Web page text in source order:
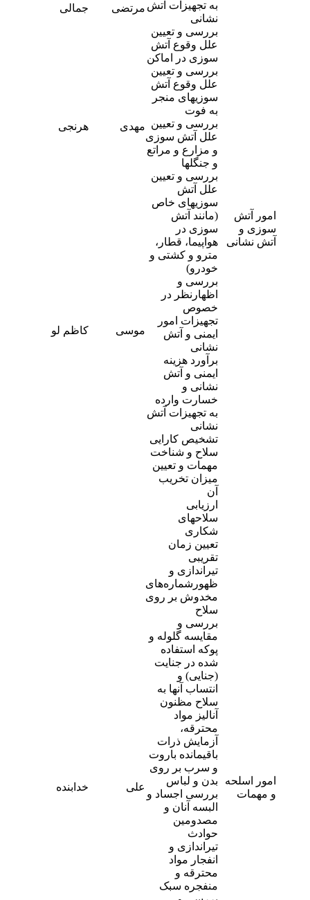
به تجهیزات آتش
نشانی
مرتضی جمالی
امور آتش
سوزی و
آتش نشانی
بررسی و تعیین
علل وقوع آتش
سوزی در اماکن
بررسی و تعیین
علل وقوع آتش
سوزیهای منجر
به فوت
بررسی و تعیین
علل آتش سوزی
و مزارع و مراتع
و جنگلها
بررسی و تعیین
علل آتش
سوزیهای خاص
(مانند آتش
سوزی در
هواپیما، قطار،
مترو و کشتی و
خودرو)
بررسی و
اظهارنظر در
خصوص
تجهیزات امور
ایمنی و آتش
نشانی
برآورد هزینه
ایمنی و آتش
نشانی و
خسارت وارده
به تجهیزات آتش
نشانی
مهدی هرنجی
موسی کاظم لو
امور اسلحه
و مهمات
تشخیص کارایی
سلاح و شناخت
مهمات و تعیین
میزان تخریب
آن
ارزیابی
سلاحهای
شکاری
تعیین زمان
تقریبی
تیراندازی و
ظهورشماره‌های
مخدوش بر روی
سلاح
بررسی و
مقایسه گلوله و
پوکه استفاده
شده در جنایت
(جنایی) و
انتساب آنها به
سلاح مظنون
آنالیز مواد
محترقه،
آزمایش ذرات
باقیمانده باروت
و سرب بر روی
بدن و لباس
بررسی اجساد و
البسه آنان و
مصدومین
حوادث
تیراندازی و
انفجار مواد
محترقه و
منفجره سبک
علی خدابنده